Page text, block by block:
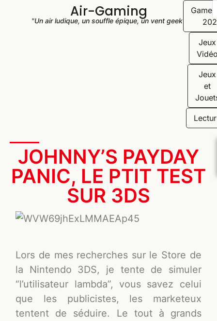
Air-Gaming
"Un air ludique, un souffle épique, un vent geek"
Jeux
Jeux
et
JOHNNY’S PAYDAY
PANIC, LE PTIT TEST
SUR 3DS
Lors de mes recherches sur le Store de
la Nintendo 3DS, je tente de simuler
“l’utilisateur lambda”, vous savez celui
que les publicistes, les marketeux
tentent de séduire. Le tout à grands